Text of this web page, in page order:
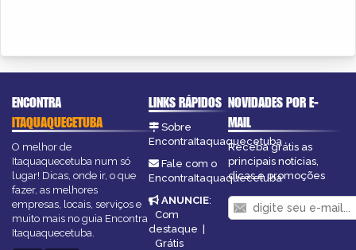
ENCONTRA
ITAQUAQUECETUBA
O melhor de
Itaquaquecetuba num só
lugar! Dicas, onde ir, o que
fazer, as melhores
empresas, locais, serviços e
muito mais no guia Encontra
Itaquaquecetuba.
LINKS RÁPIDOS
Sobre
EncontraItaquaquecetuba
Fale com o
EncontraItaquaquecetuba
ANUNCIE:
Com
destaque |
Grátis
NOVIDADES POR E-
MAIL
Receba grátis as
principais notícias,
dicas e promoções